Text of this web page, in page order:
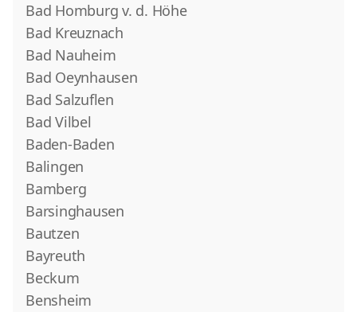
Bad Homburg v. d. Höhe
Bad Kreuznach
Bad Nauheim
Bad Oeynhausen
Bad Salzuflen
Bad Vilbel
Baden-Baden
Balingen
Bamberg
Barsinghausen
Bautzen
Bayreuth
Beckum
Bensheim